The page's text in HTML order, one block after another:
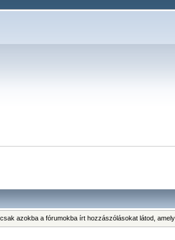
azokba a fórumokba írt hozzászólásokat látod,